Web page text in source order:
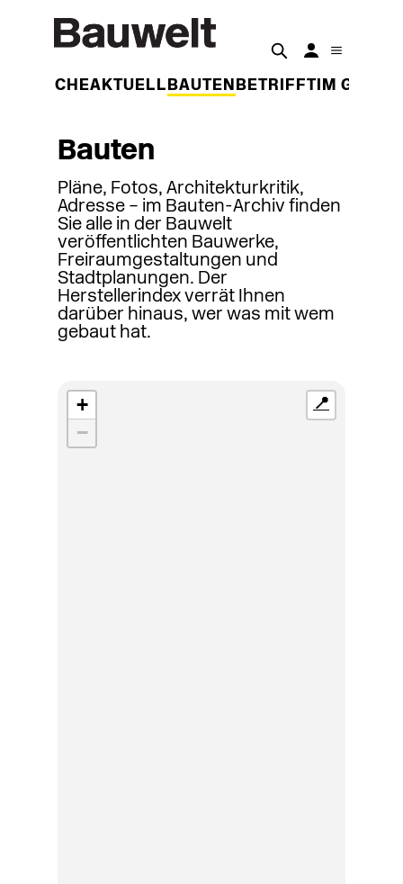
WOCHEAKTUELL BAUTEN BETRIFFT IM
Bauten
Pläne, Fotos, Architekturkritik,
Adresse – im Bauten-Archiv finden
Sie alle in der Bauwelt
veröffentlichten Bauwerke,
Freiraumgestaltungen und
Stadtplanungen. Der
Herstellerindex verrät Ihnen
darüber hinaus, wer was mit wem
gebaut hat.
+
−
📍